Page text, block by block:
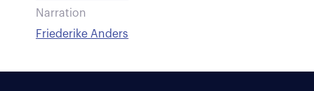
Narration
Friederike Anders